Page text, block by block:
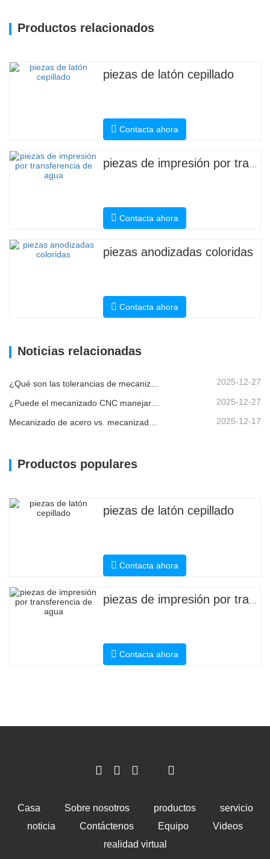
Productos relacionados
piezas de latón cepillado
Contacta ahora
piezas de impresión por transferencia de agua
Contacta ahora
piezas anodizadas coloridas
Contacta ahora
Noticias relacionadas
2025-12-27
2025-12-27
Mecanizado de acero vs. mecanizado de metales: ¿cuál es la diferencia? 2025-12-17
Productos populares
piezas de latón cepillado
Contacta ahora
piezas de impresión por transferencia de agua
Contacta ahora
Casa Sobre nosotros productos
servicio
noticia
Contáctenos Equipo
Videos
realidad virtual